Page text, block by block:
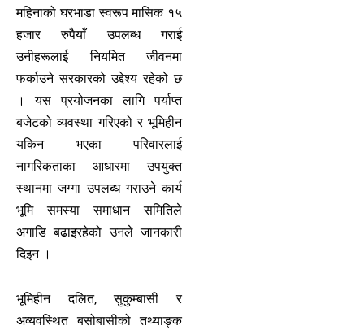
महिनाको घरभाडा स्वरूप मासिक १५
हजार रुपैयाँ उपलब्ध गराई
उनीहरूलाई नियमित जीवनमा
फर्काउने सरकारको उद्देश्य रहेको छ
। यस प्रयोजनका लागि पर्याप्त
बजेटको व्यवस्था गरिएको र भूमिहीन
यकिन भएका परिवारलाई
नागरिकताका आधारमा उपयुक्त
स्थानमा जग्गा उपलब्ध गराउने कार्य
भूमि समस्या समाधान समितिले
अगाडि बढाइरहेको उनले जानकारी
दिइन ।
भूमिहीन दलित, सुकुम्बासी र
अव्यवस्थित बसोबासीको तथ्याङ्क